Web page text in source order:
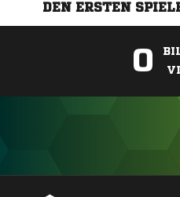
DEN ERSTEN
0